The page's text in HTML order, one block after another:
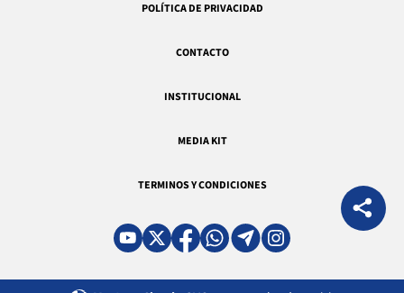
POLÍTICA DE PRIVACIDAD
CONTACTO
INSTITUCIONAL
MEDIA KIT
TERMINOS Y CONDICIONES